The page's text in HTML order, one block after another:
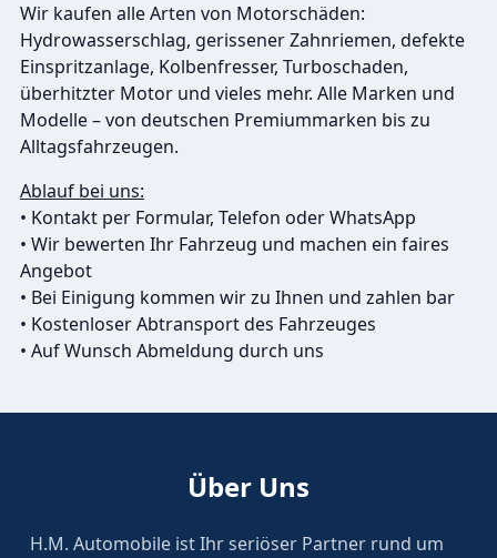
Wir kaufen alle Arten von Motorschäden:
Hydrowasserschlag, gerissener Zahnriemen, defekte
Einspritzanlage, Kolbenfresser, Turboschaden,
überhitzter Motor und vieles mehr. Alle Marken und
Modelle – von deutschen Premiummarken bis zu
Alltagsfahrzeugen.
Ablauf bei uns:
• Kontakt per Formular, Telefon oder WhatsApp
• Wir bewerten Ihr Fahrzeug und machen ein faires
Angebot
• Bei Einigung kommen wir zu Ihnen und zahlen bar
• Kostenloser Abtransport des Fahrzeuges
• Auf Wunsch Abmeldung durch uns
Über Uns
H.M. Automobile ist Ihr seriöser Partner rund um